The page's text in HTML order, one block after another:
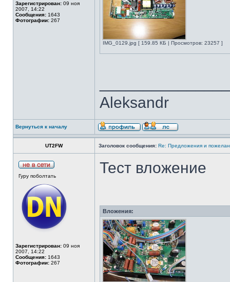
Зарегистрирован: 09 ноя
2007, 14:22
Сообщения: 1643
Фотографии: 267
IMG_0129.jpg [ 159.85 КБ | Просмотров: 23257 ]
Aleksandr
Вернуться к началу
UT2FW Заголовок сообщения: Re: Предложения и
Гуру поболтать
Зарегистрирован: 09 ноя
2007, 14:22
Сообщения: 1643
Фотографии: 267
Тест вложение
Вложения: